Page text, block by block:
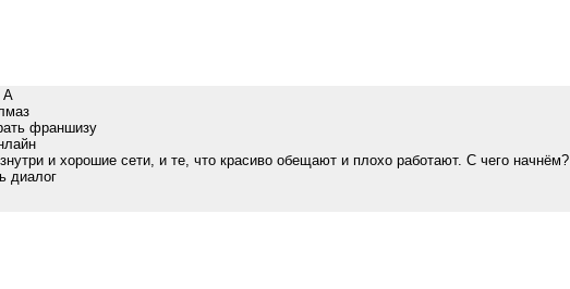
А
франшизу
и хорошие сети, и те, что красиво обещают и плохо работают. С чего начнём?
диалог